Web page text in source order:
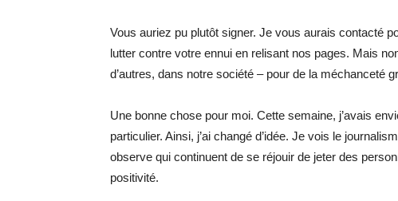
Vous auriez pu plutôt signer. Je vous aurais contacté
lutter contre votre ennui en relisant nos pages. Mais
d’autres, dans notre société – pour de la méchanceté
Une bonne chose pour moi. Cette semaine, j’avais
particulier. Ainsi, j’ai changé d’idée. Je vois le
observe qui continuent de se réjouir de jeter des
positivité.